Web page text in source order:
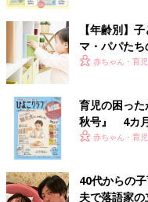
【年齢別】
マ・パパたち
赤ちゃん・育児
育児の困っ
秋号』 4カ
いっぱい！
赤ちゃん・育児
40代からの
夫で落語家